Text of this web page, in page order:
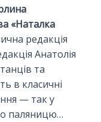
«Наталка
редакція
Анатолія
та
в класичні
— так у
паляницю…